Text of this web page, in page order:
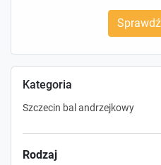
Kategoria
Szczecin bal andrzejkowy
Rodzaj